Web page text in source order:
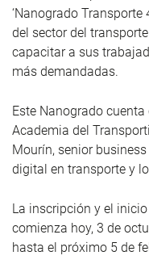
‘Nanogrado
del sector del
capacitar a sus
más demandadas.
Este Nanogrado
Academia del
Mourín, senior
digital en transporte y
La inscripción y el
comienza hoy, 3 de
hasta el próximo 5 de